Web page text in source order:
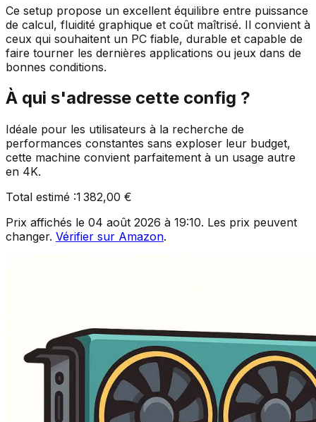
Ce setup propose un excellent équilibre entre puissance
de calcul, fluidité graphique et coût maîtrisé. Il convient à
ceux qui souhaitent un PC fiable, durable et capable de
faire tourner les dernières applications ou jeux dans de
bonnes conditions.
À qui s'adresse cette config ?
Idéale pour les utilisateurs à la recherche de
performances constantes sans exploser leur budget,
cette machine convient parfaitement à un usage autre
en 4K.
Total estimé :1 382,00 €
Prix affichés le 04 août 2026 à 19:10. Les prix peuvent
changer. Vérifier sur Amazon.